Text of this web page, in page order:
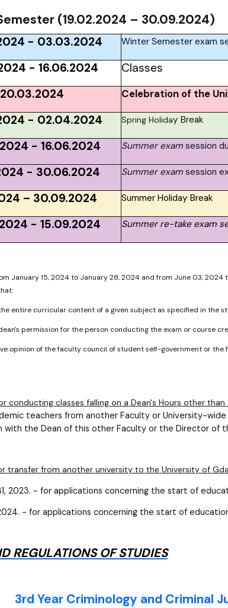
(19.02.2024 – 30.09.2024)
- 03.03.2024 Winter Semester exam
- 16.06.2024
Classes
20.03.2024
Celebration of the
- 02.04.2024 Spring Holiday Break
- 16.06.2024 Summer examsession
- 30.06.2024 Summer examsession
– 30.09.2024 Summer Holiday Break
- 15.09.2024 Summer re-take exam
January 15, 2024 to January 28, 2024 and from June 03,
entire curricular content of a given subject as specified in the
permission for the person conducting the exam or course
opinion of the faculty council of student self-government or
conducting classes falling on a Dean's Hours other
teachers from another Faculty or University-
with the Dean of this other Faculty or the Director of
transfer from another university to the University of
2023. - for applications concerning the start of
- for applications concerning the start of
REGULATIONS OF STUDIES
3rd Year Criminology and